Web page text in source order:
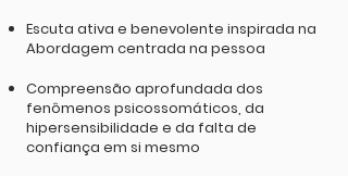
Escuta ativa e benevolente inspirada na
Abordagem centrada na pessoa
Compreensão aprofundada dos
fenômenos psicossomáticos, da
hipersensibilidade e da falta de
confiança em si mesmo